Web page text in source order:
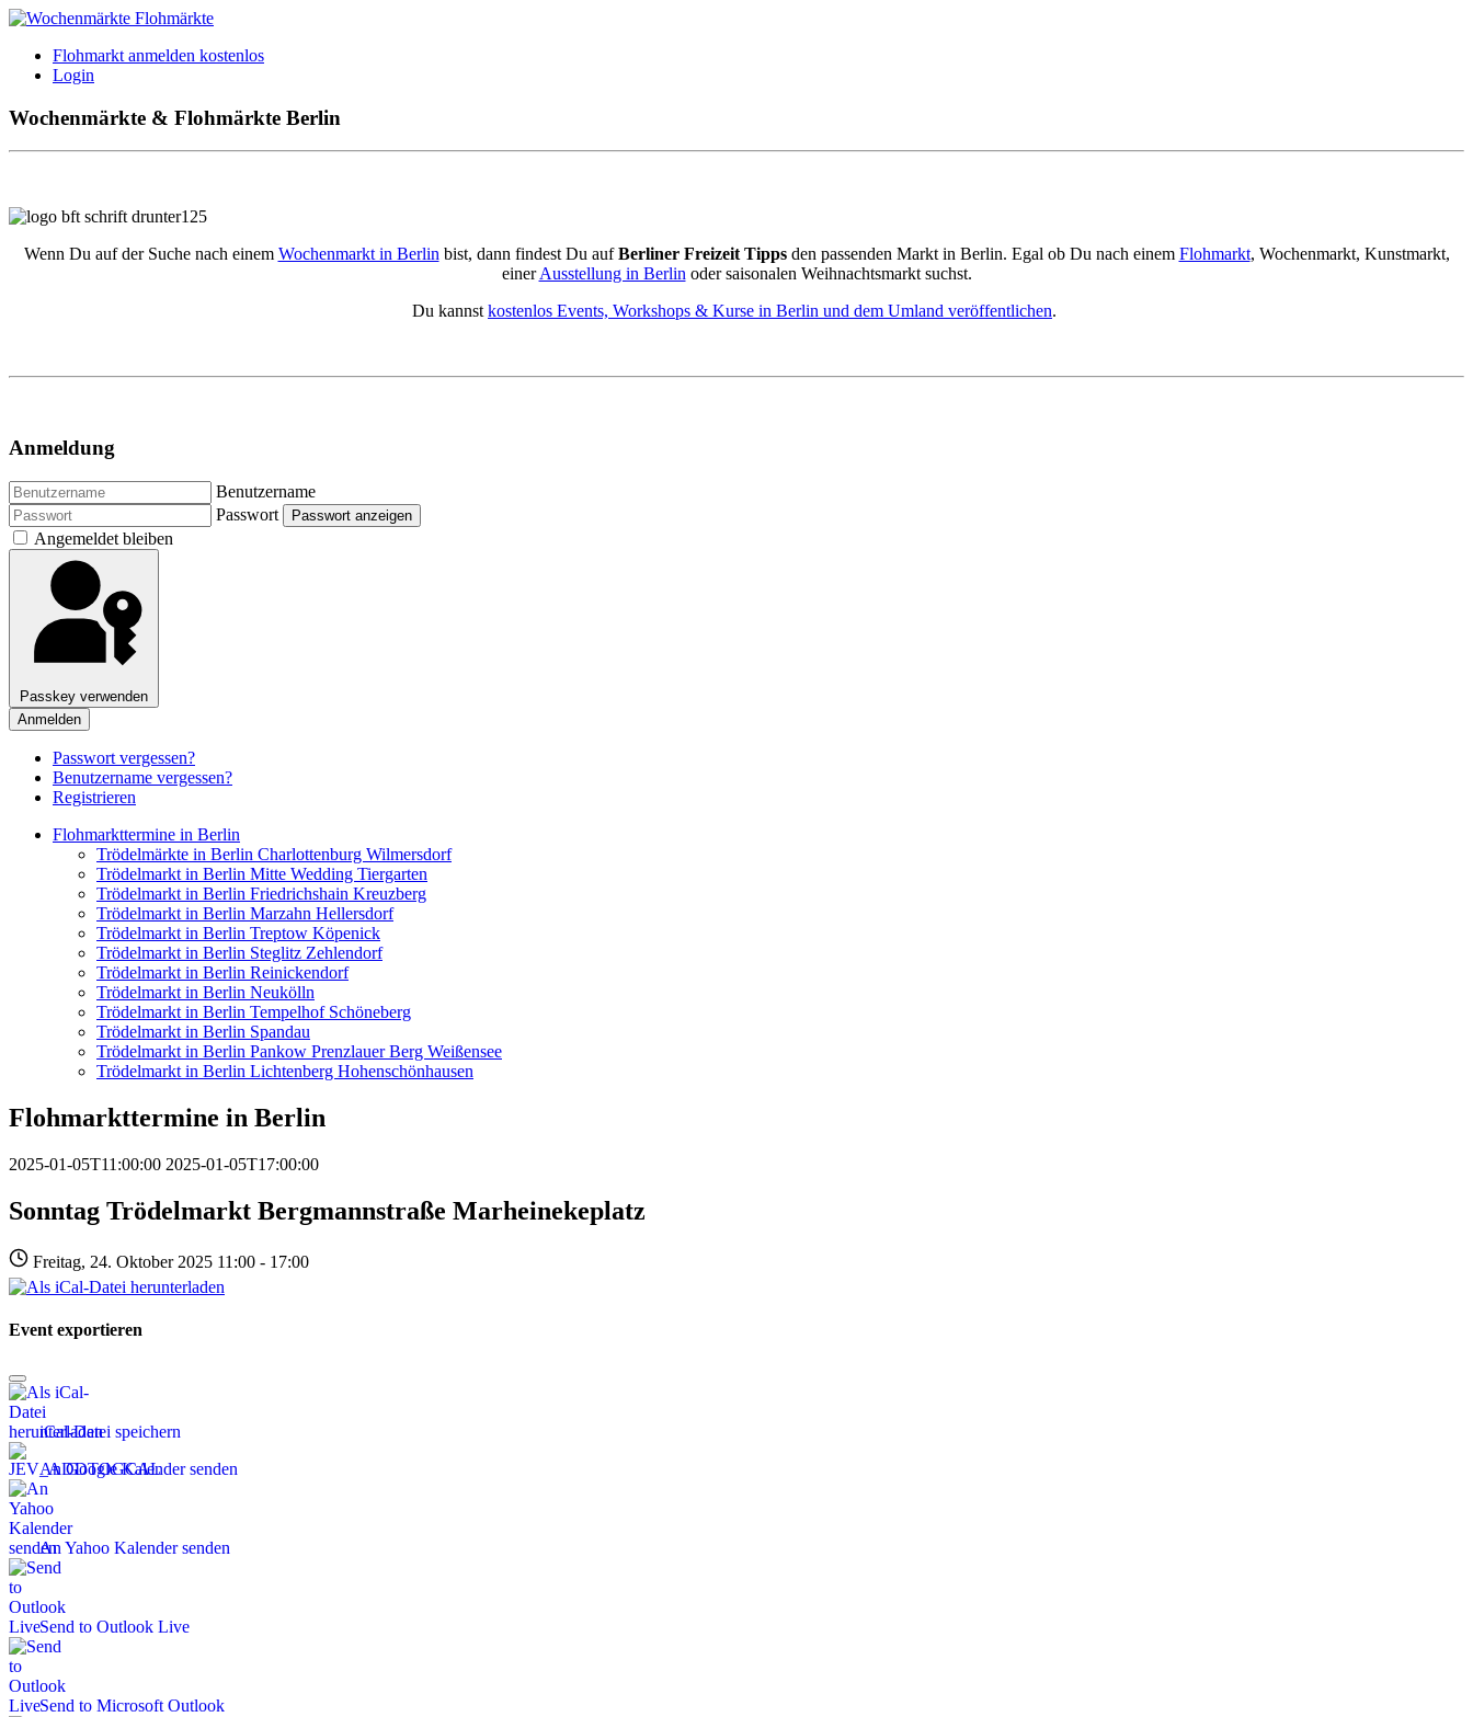
Flohmarkt anmelden kostenlos
Login
Wochenmärkte & Flohmärkte Berlin
Wenn Du auf der Suche nach einem Wochenmarkt in Berlinbist, dann findest Du aufBerliner Freizeit Tippsden passenden Markt in Berlin. Egal ob Du nach einem Flohmarkt, Wochenmarkt, Kunstmarkt,
einerAusstellung in Berlinoder saisonalen Weihnachtsmarkt suchst.
Du kannstkostenlos Events, Workshops & Kurse in Berlin und dem Umland veröffentlichen.
Anmeldung
Benutzername
Passwort
Passwort anzeigen
Angemeldet bleiben
Passkey verwenden
Anmelden
Passwort vergessen?
Benutzername vergessen?
Registrieren
Flohmarkttermine in Berlin
Trödelmärkte in Berlin Charlottenburg Wilmersdorf
Trödelmarkt in Berlin Mitte Wedding Tiergarten
Trödelmarkt in Berlin Friedrichshain Kreuzberg
Trödelmarkt in Berlin Marzahn Hellersdorf
Trödelmarkt in Berlin Treptow Köpenick
Trödelmarkt in Berlin Steglitz Zehlendorf
Trödelmarkt in Berlin Reinickendorf
Trödelmarkt in Berlin Neukölln
Trödelmarkt in Berlin Tempelhof Schöneberg
Trödelmarkt in Berlin Spandau
Trödelmarkt in Berlin Pankow Prenzlauer Berg Weißensee
Trödelmarkt in Berlin Lichtenberg Hohenschönhausen
Flohmarkttermine in Berlin
2025-01-05T11:00:00 2025-01-05T17:00:00
Sonntag Trödelmarkt Bergmannstraße Marheinekeplatz
Freitag, 24. Oktober 2025 11:00 - 17:00
Event exportieren
iCal-Datei speichern
An Google Kalender senden
An Yahoo Kalender senden
Send to Outlook Live
Send to Microsoft Outlook